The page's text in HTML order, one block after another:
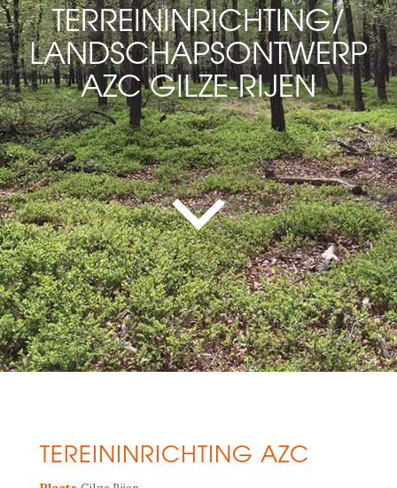
TERREININRICHTING/
LANDSCHAPSONTWERP
AZC GILZE-RIJEN
TEREININRICHTING AZC